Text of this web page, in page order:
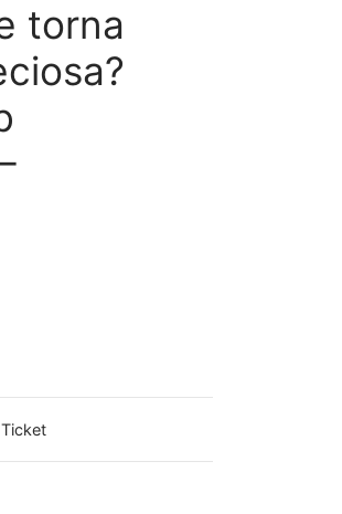
torna
Ticket